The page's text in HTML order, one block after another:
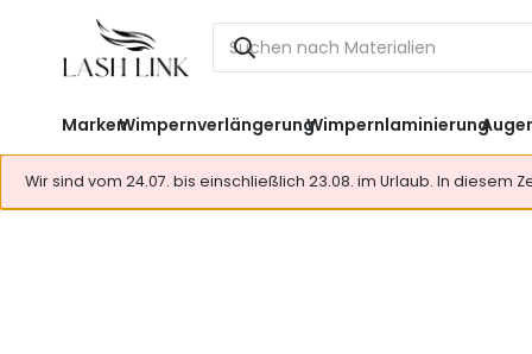
MarkenWimpernverlängerungWimpernlaminierung
Wir sind vom 24.07. bis einschließlich 23.08. im Urlaub. In diesem